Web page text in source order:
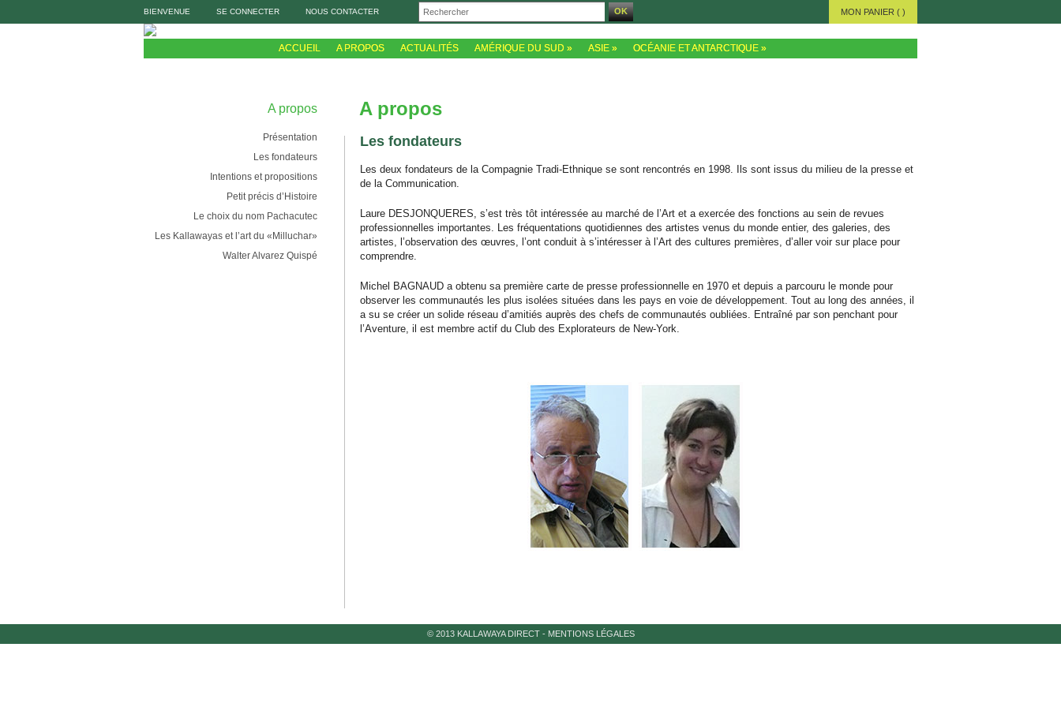
BIENVENUE SE CONNECTER NOUS CONTACTER MON PANIER ( )
ACCUEIL A PROPOS ACTUALITÉS AMÉRIQUE DU SUD » ASIE » OCÉANIE ET ANTARCTIQUE »
A propos
Présentation
Les fondateurs
Intentions et propositions
Petit précis d’Histoire
Le choix du nom Pachacutec
Les Kallawayas et l’art du «Milluchar»
Walter Alvarez Quispé
A propos
Les fondateurs
Les deux fondateurs de la Compagnie Tradi-Ethnique se sont rencontrés en 1998. Ils sont issus du milieu de la presse et
de la Communication.
Laure DESJONQUERES, s’est très tôt intéressée au marché de l’Art et a exercée des fonctions au sein de revues
professionnelles importantes. Les fréquentations quotidiennes des artistes venus du monde entier, des galeries, des
artistes, l’observation des œuvres, l’ont conduit à s’intéresser à l’Art des cultures premières, d’aller voir sur place pour
comprendre.
Michel BAGNAUD a obtenu sa première carte de presse professionnelle en 1970 et depuis a parcouru le monde pour
observer les communautés les plus isolées situées dans les pays en voie de développement. Tout au long des années, il
a su se créer un solide réseau d’amitiés auprès des chefs de communautés oubliées. Entraîné par son penchant pour
l’Aventure, il est membre actif du Club des Explorateurs de New-York.
© 2013 KALLAWAYA DIRECT- MENTIONS LÉGALES